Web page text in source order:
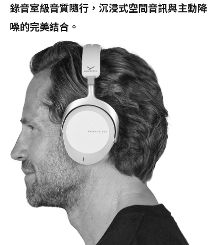
錄音室級音質隨行，沉浸式空間音訊與主動降
噪的完美結合。